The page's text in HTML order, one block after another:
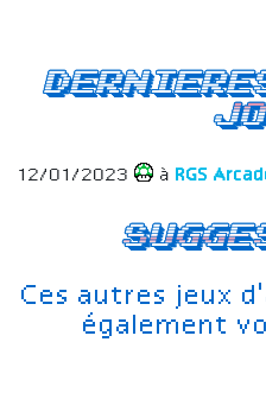
Ces autres jeux
également
12/01/2023 à RGS